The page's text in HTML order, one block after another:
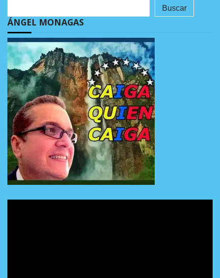
Buscar
ÁNGEL MONAGAS